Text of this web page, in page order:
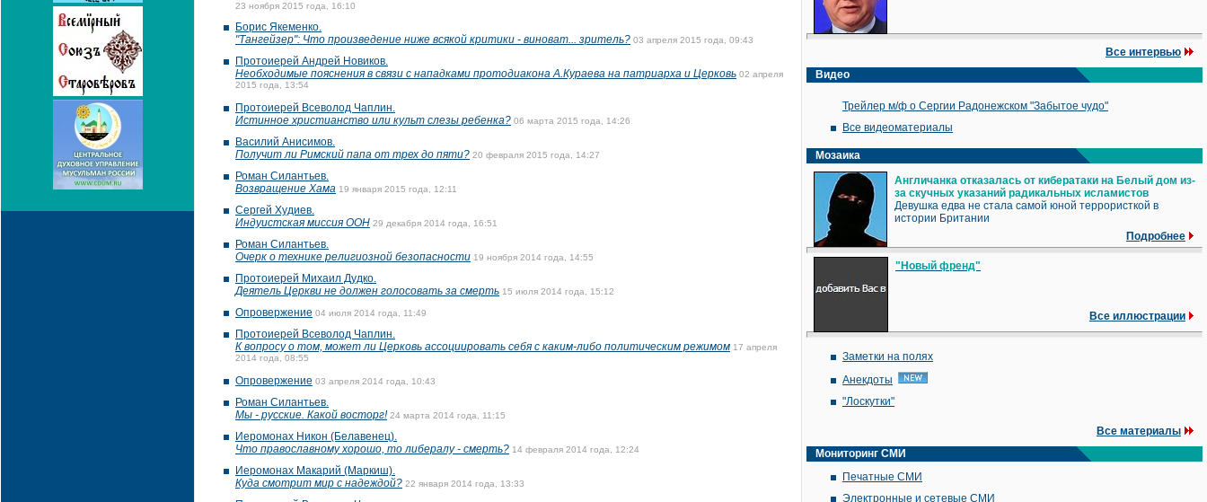
23 ноября 2015 года, 16:10
Борис Якеменко.
"Тангейзер": Что произведение ниже всякой критики - виноват... зритель? 03 апреля 2015 года, 09:43
Протоиерей Андрей Новиков.
Необходимые пояснения в связи с нападками протодиакона А.Кураева на патриарха и Церковь 02 апреля
2015 года, 13:54
Протоиерей Всеволод Чаплин.
Истинное христианство или культ слезы ребенка? 06 марта 2015 года, 14:26
Василий Анисимов.
Получит ли Римский папа от трех до пяти? 20 февраля 2015 года, 14:27
Роман Силантьев.
Возвращение Хама 19 января 2015 года, 12:11
Сергей Худиев.
Индуистская миссия ООН 29 декабря 2014 года, 16:51
Роман Силантьев.
Очерк о технике религиозной безопасности 19 ноября 2014 года, 14:55
Протоиерей Михаил Дудко.
Деятель Церкви не должен голосовать за смерть 15 июля 2014 года, 15:12
Опровержение 04 июля 2014 года, 11:49
Протоиерей Всеволод Чаплин.
К вопросу о том, может ли Церковь ассоциировать себя с каким-либо политическим режимом 17 апреля
2014 года, 08:55
Опровержение 03 апреля 2014 года, 10:43
Роман Силантьев.
Мы - русские. Какой восторг! 24 марта 2014 года, 11:15
Иеромонах Никон (Белавенец).
Что православному хорошо, то либералу - смерть? 14 февраля 2014 года, 12:24
Иеромонах Макарий (Маркиш).
Куда смотрит мир с надеждой? 22 января 2014 года, 13:33
Все интервью
Видео
Трейлер м/ф о Сергии Радонежском "Забытое чудо"
Все видеоматериалы
Мозаика
Англичанка отказалась от кибератаки на Белый дом из-
за скучных указаний радикальных исламистов
Девушка едва не стала самой юной террористкой в
истории Британии
Подробнее
"Новый френд"
Все иллюстрации
Заметки на полях
Анекдоты
"Лоскутки"
Все материалы
Мониторинг СМИ
Печатные СМИ
Электронные и сетевые СМИ